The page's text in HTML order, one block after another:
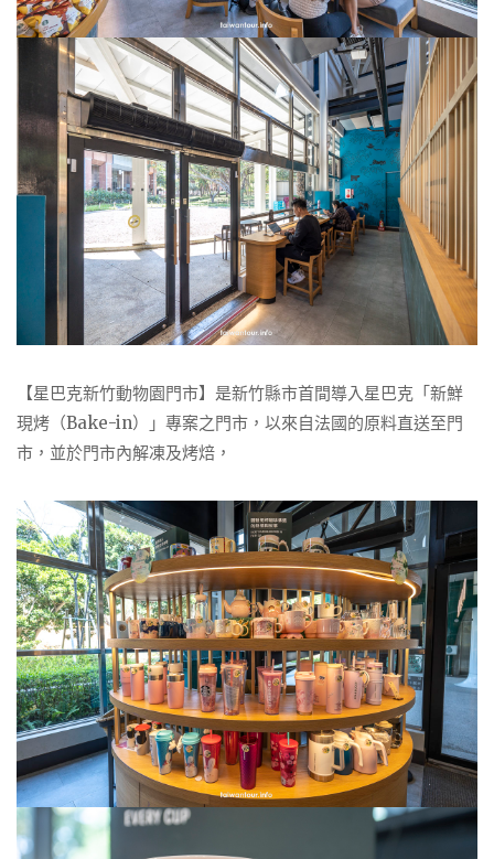
【星巴克新竹動物園門市】是新竹縣市首間導入星巴克「新鮮
現烤（Bake-in）」專案之門市，以來自法國的原料直送至門
市，並於門市內解凍及烤焙，